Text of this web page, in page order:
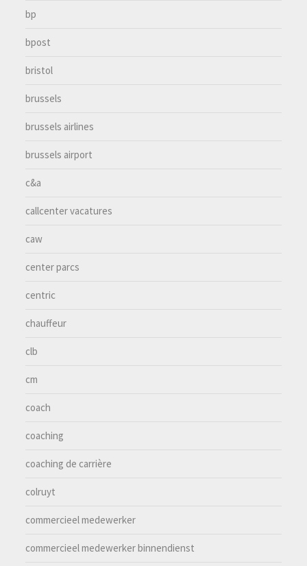
bp
bpost
bristol
brussels
brussels airlines
brussels airport
c&a
callcenter vacatures
caw
center parcs
centric
chauffeur
clb
cm
coach
coaching
coaching de carrière
colruyt
commercieel medewerker
commercieel medewerker binnendienst